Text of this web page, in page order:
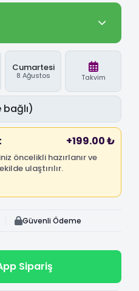
Cumartesi
8 Ağustos Takvim
+199.00 ₺
öncelikli hazırlanır ve
ulaştırılır.
Güvenli Ödeme
Sipariş